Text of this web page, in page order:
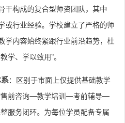
干构成的复合型师资团队，其中
或行业经验。学校建立了严格的师
学内容始终紧跟行业前沿趋势，杜
学、学以致用”。
：区别于市面上仅提供基础教学
售前咨询—教学培训—考前辅导—
服务闭环。为每位学员配备专属